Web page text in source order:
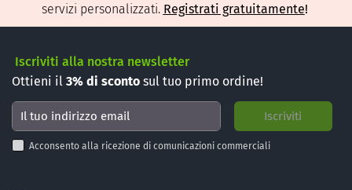
servizi personalizzati. Registrati gratuitamente!
Iscriviti alla nostra newsletter
Ottieni il 3% di sconto sul tuo primo ordine!
Acconsento alla ricezione di comunicazioni commerciali